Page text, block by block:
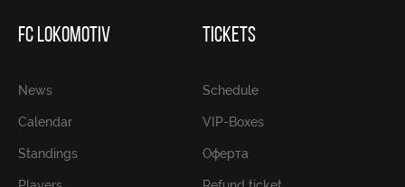
FC LOKOMOTIV
News
Calendar
Standings
TICKETS
Schedule
VIP-Boxes
Оферта